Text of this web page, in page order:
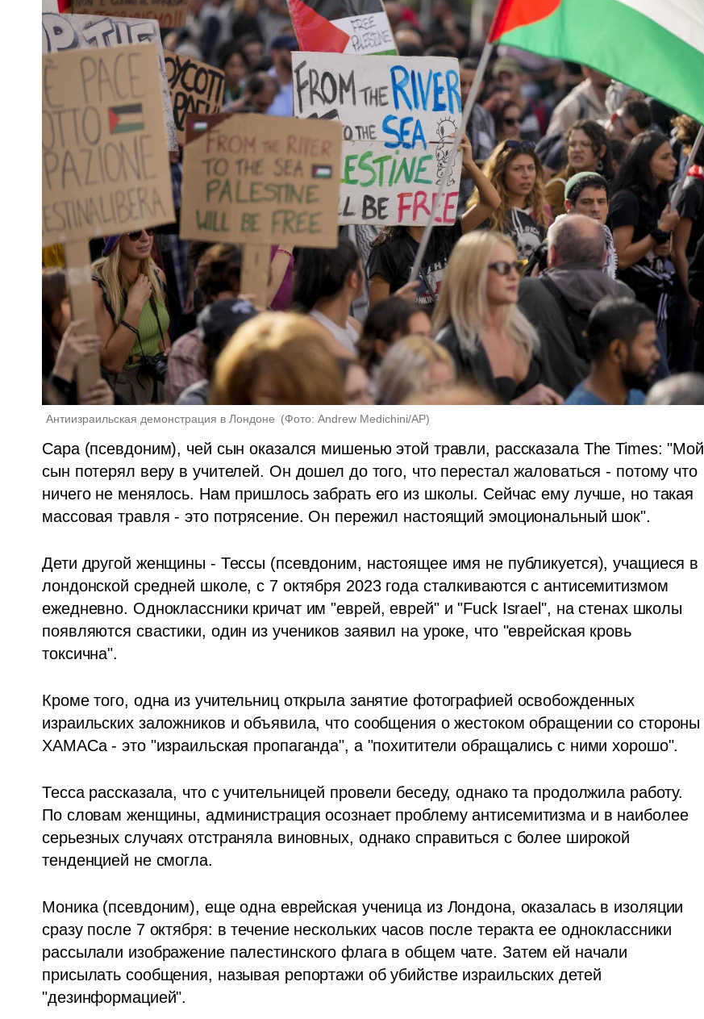
Антиизраильская демонстрация в Лондоне (Фото: Andrew Medichini/AP)
Сара (псевдоним), чей сын оказался мишенью этой травли, рассказала The Times: "Мой
сын потерял веру в учителей. Он дошел до того, что перестал жаловаться - потому что
ничего не менялось. Нам пришлось забрать его из школы. Сейчас ему лучше, но такая
массовая травля - это потрясение. Он пережил настоящий эмоциональный шок".
Дети другой женщины - Тессы (псевдоним, настоящее имя не публикуется), учащиеся в
лондонской средней школе, с 7 октября 2023 года сталкиваются с антисемитизмом
ежедневно. Одноклассники кричат им "еврей, еврей" и "Fuck Israel", на стенах школы
появляются свастики, один из учеников заявил на уроке, что "еврейская кровь
токсична".
Кроме того, одна из учительниц открыла занятие фотографией освобожденных
израильских заложников и объявила, что сообщения о жестоком обращении со стороны
ХАМАСа - это "израильская пропаганда", а "похитители обращались с ними хорошо".
Тесса рассказала, что с учительницей провели беседу, однако та продолжила работу.
По словам женщины, администрация осознает проблему антисемитизма и в наиболее
серьезных случаях отстраняла виновных, однако справиться с более широкой
тенденцией не смогла.
Моника (псевдоним), еще одна еврейская ученица из Лондона, оказалась в изоляции
сразу после 7 октября: в течение нескольких часов после теракта ее одноклассники
рассылали изображение палестинского флага в общем чате. Затем ей начали
присылать сообщения, называя репортажи об убийстве израильских детей
"дезинформацией".